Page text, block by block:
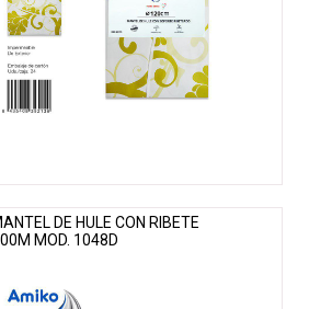
DE HULE CON RIBETE
MOD. 1048D